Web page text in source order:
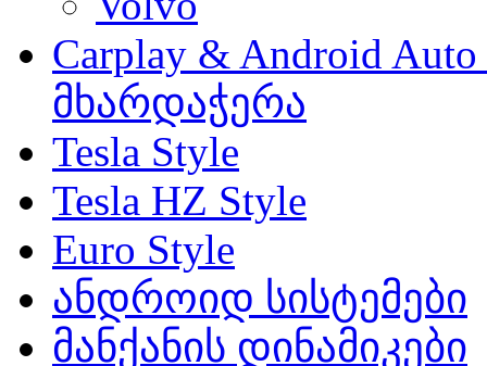
Carplay & Android
მხარდაჭერა
Tesla Style
Tesla HZ Style
Euro Style
ანდროიდ სისტემები
მანქანის დინამიკები